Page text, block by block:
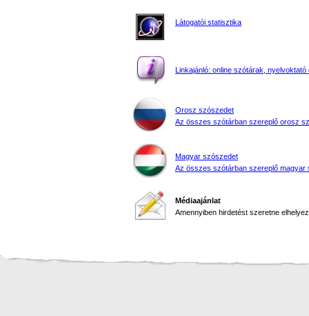
Látogatói statisztika
Linkajánló: online szótárak, nyelvoktató
Orosz szószedet
Az összes szótárban szereplő orosz
Magyar szószedet
Az összes szótárban szereplő magyar
Médiaajánlat
Amennyiben hirdetést szeretne